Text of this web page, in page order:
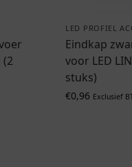
LED PROFIEL
Eindkap
voor LED
stuks)
€0,96 Exclusief